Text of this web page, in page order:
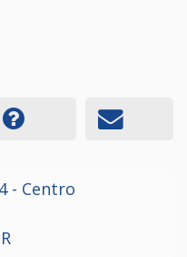
- Centro